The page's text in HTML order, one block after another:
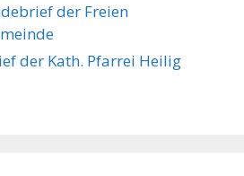
der Freien
der Kath. Pfarrei Heilig